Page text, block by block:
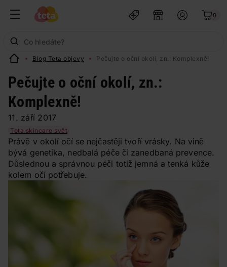
0
Blog Teta objevy Pečujte o oční okolí, zn.: Komplexně!
Pečujte o oční okolí, zn.:
Komplexně!
11. září 2017
Teta skincare svět
Právě v okolí očí se nejčastěji tvoří vrásky. Na vině
bývá genetika, nedbalá péče či zanedbaná prevence.
Důslednou a správnou péči totiž jemná a tenká kůže
kolem očí potřebuje.